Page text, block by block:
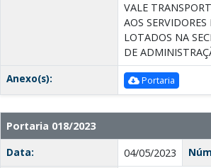
VALE
AOS
LOTADOS NA
DE
Anexo(s):
Portaria
Portaria 018/2023
Data:
04/05/2023